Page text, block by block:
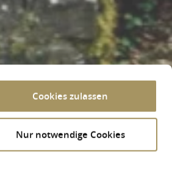
Cookies zulassen
Nur notwendige Cookies